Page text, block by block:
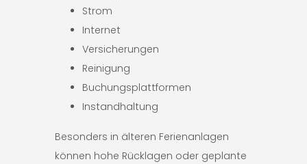
Strom
Internet
Versicherungen
Reinigung
Buchungsplattformen
Instandhaltung
Besonders in älteren Ferienanlagen
können hohe Rücklagen oder geplante